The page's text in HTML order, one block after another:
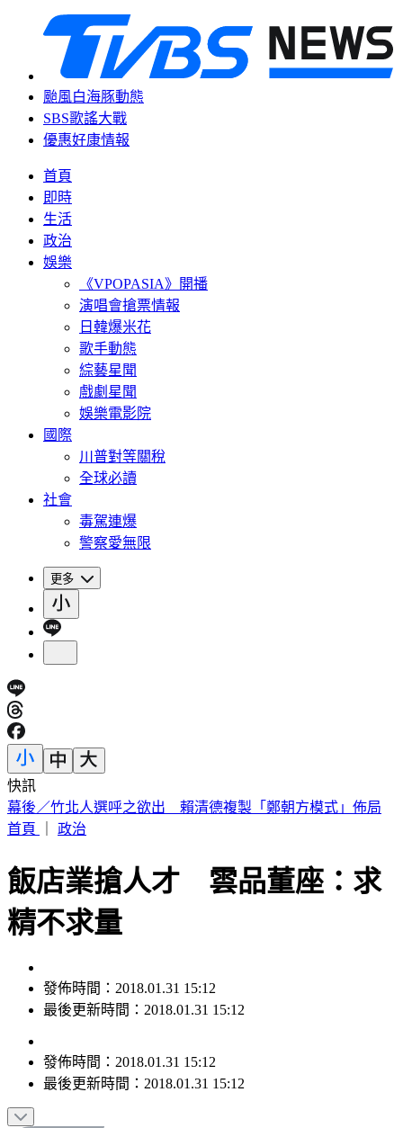
颱風白海豚動態
SBS歌謠大戰
優惠好康情報
首頁
即時
生活
政治
娛樂
《VPOPASIA》開播
演唱會搶票情報
日韓爆米花
歌手動態
綜藝星聞
戲劇星聞
娛樂電影院
國際
川普對等關稅
全球必讀
社會
毒駕連爆
警察愛無限
更多
快訊
林安可膝蓋受傷下二軍！7月打擊破3成 日媒：好事多磨
首頁
政治
飯店業搶人才 雲品董座：求
精不求量
發佈時間：2018.01.31 15:12
最後更新時間：2018.01.31 15:12
發佈時間： 2018.01.31 15:12
最後更新時間： 2018.01.31 15:12